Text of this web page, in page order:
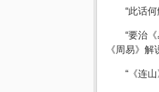
“此话何
“要治
《周易》
“《连